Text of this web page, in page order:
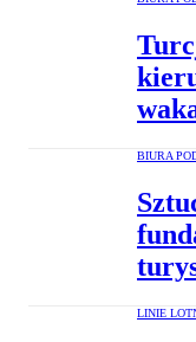
BIURA
LINIE